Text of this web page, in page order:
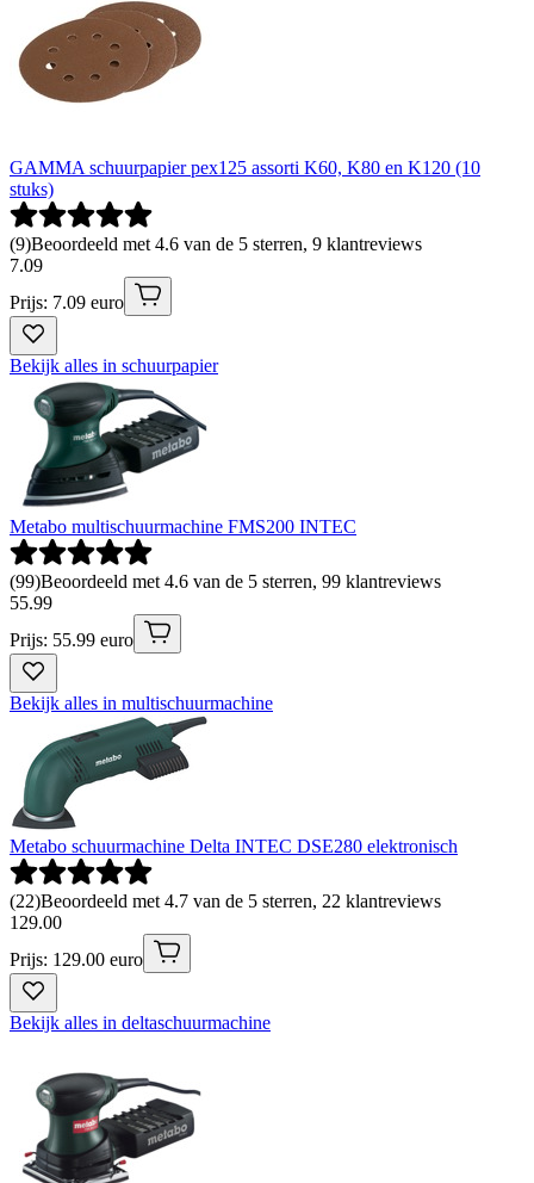
GAMMA schuurpapier pex125 assorti K60, K80 en K120 (10
stuks)
(9)Beoordeeld met 4.6 van de 5 sterren, 9 klantreviews
7.09
Prijs: 7.09 euro
Bekijk alles in schuurpapier
Metabo multischuurmachine FMS200 INTEC
(99)Beoordeeld met 4.6 van de 5 sterren, 99 klantreviews
55.99
Prijs: 55.99 euro
Bekijk alles in multischuurmachine
Metabo schuurmachine Delta INTEC DSE280 elektronisch
(22)Beoordeeld met 4.7 van de 5 sterren, 22 klantreviews
129.00
Prijs: 129.00 euro
Bekijk alles in deltaschuurmachine